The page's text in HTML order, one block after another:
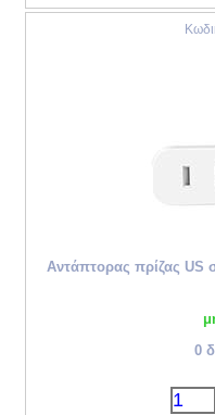
Αντάπτορας πρίζας US
0